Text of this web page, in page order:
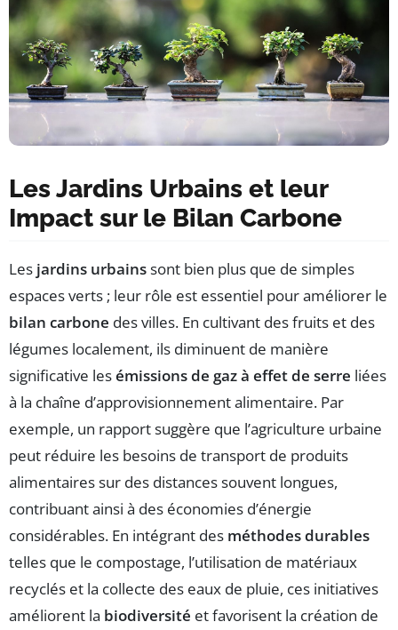
Les Jardins Urbains et leur
Impact sur le Bilan Carbone
Les jardins urbainssont bien plus que de simples
espaces verts ; leur rôle est essentiel pour améliorer le
bilan carbone des villes. En cultivant des fruits et des
légumes localement, ils diminuent de manière
significative lesémissions de gaz à effet de serre liées
à la chaîne d’approvisionnement alimentaire. Par
exemple, un rapport suggère que l’agriculture urbaine
peut réduire les besoins de transport de produits
alimentaires sur des distances souvent longues,
contribuant ainsi à des économies d’énergie
considérables. En intégrant des méthodes durables
telles que le compostage, l’utilisation de matériaux
recyclés et la collecte des eaux de pluie, ces initiatives
améliorent la biodiversité et favorisent la création de